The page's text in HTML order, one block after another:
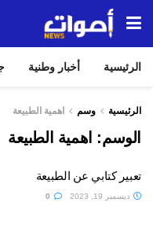
الرئيسية أخبار وطنية
الرئيسية وسم اهمية الطبيعة
الوسم: اهمية الطبيعة
تعبير كتابي عن الطبيعة
ديسمبر 19, 2023